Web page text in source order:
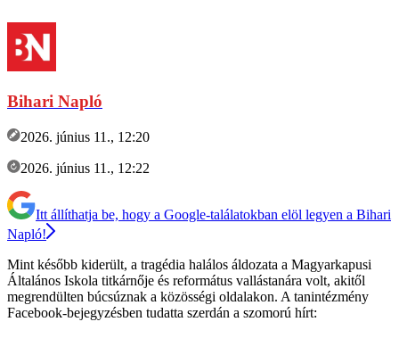
Bihari Napló
2026. június 11., 12:20
2026. június 11., 12:22
Itt állíthatja be, hogy a Google-találatokban elöl legyen a Bihari
Napló!
Mint később kiderült, a tragédia halálos áldozata a Magyarkapusi
Általános Iskola titkárnője és református vallástanára volt, akitől
megrendülten búcsúznak a közösségi oldalakon. A tanintézmény
Facebook-bejegyzésben tudatta szerdán a szomorú hírt: